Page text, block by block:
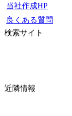
当社作成HP
良くある質問
検索サイト
近隣情報